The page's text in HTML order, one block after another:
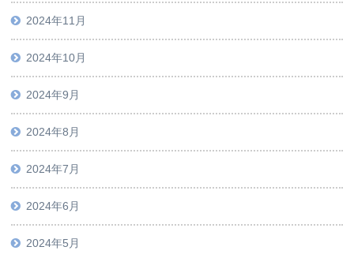
2024年11月
2024年10月
2024年9月
2024年8月
2024年7月
2024年6月
2024年5月